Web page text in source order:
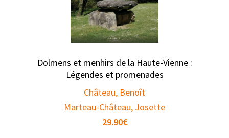
Dolmens et menhirs de la Haute-Vienne :
Légendes et promenades
Château, Benoît
Marteau-Château, Josette
29.90€